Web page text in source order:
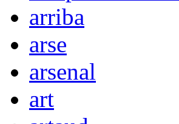
arriba
arse
arsenal
art